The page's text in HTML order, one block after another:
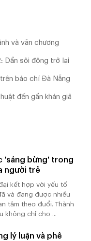
và văn chương
Dần sôi động trở lại
báo chí Đà Nẵng
đến gần khán giả
'sáng bừng' trong
người trẻ
kết hợp với yếu tố
và đang được nhiều
tâm theo đuổi. Thành
không chỉ cho ...
lý luận và phê